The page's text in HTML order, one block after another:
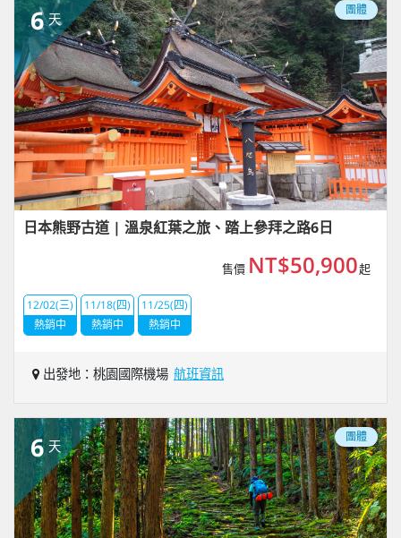
6 天
團體
日本熊野古道 | 溫泉紅葉之旅、踏上參拜之路6日
售價 NT$50,900起
12/02(三)
熱銷中
11/18(四)
熱銷中
11/25(四)
熱銷中
出發地：桃園國際機場 航班資訊
6 天
團體